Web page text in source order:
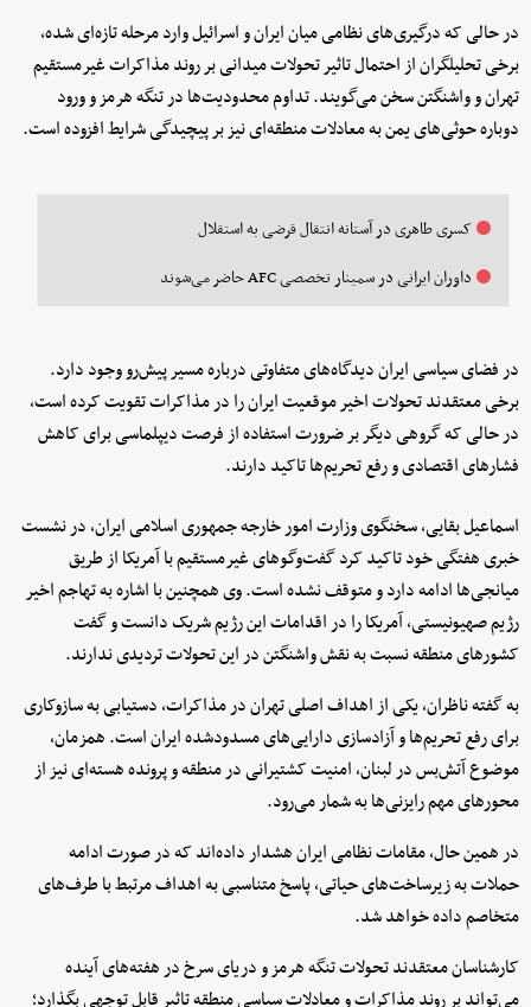
در حالی که درگیری‌های نظامی میان ایران و اسرائیل وارد مرحله تازه‌ای شده،
برخی تحلیلگران از احتمال تاثیر تحولات میدانی بر روند مذاکرات غیرمستقیم
تهران و واشنگتن سخن می‌گویند. تداوم محدودیت‌ها در تنگه هرمز و ورود
دوباره حوثی‌های یمن به معادلات منطقه‌ای نیز بر پیچیدگی شرایط افزوده است.
کسری طاهری در آستانه انتقال قرضی به استقلال
داوران ایرانی در سمینار تخصصی AFC حاضر می‌شوند
در فضای سیاسی ایران دیدگاه‌های متفاوتی درباره مسیر پیش‌رو وجود دارد.
برخی معتقدند تحولات اخیر موقعیت ایران را در مذاکرات تقویت کرده است،
در حالی که گروهی دیگر بر ضرورت استفاده از فرصت دیپلماسی برای کاهش
فشارهای اقتصادی و رفع تحریم‌ها تاکید دارند.
اسماعیل بقایی، سخنگوی وزارت امور خارجه جمهوری اسلامی ایران، در نشست
خبری هفتگی خود تاکید کرد گفت‌وگوهای غیرمستقیم با آمریکا از طریق
میانجی‌ها ادامه دارد و متوقف نشده است. وی همچنین با اشاره به تهاجم اخیر
رژیم صهیونیستی، آمریکا را در اقدامات این رژیم شریک دانست و گفت
کشورهای منطقه نسبت به نقش واشنگتن در این تحولات تردیدی ندارند.
به گفته ناظران، یکی از اهداف اصلی تهران در مذاکرات، دستیابی به سازوکاری
برای رفع تحریم‌ها و آزادسازی دارایی‌های مسدودشده ایران است. همزمان،
موضوع آتش‌بس در لبنان، امنیت کشتیرانی در منطقه و پرونده هسته‌ای نیز از
محورهای مهم رایزنی‌ها به شمار می‌رود.
در همین حال، مقامات نظامی ایران هشدار داده‌اند که در صورت ادامه
حملات به زیرساخت‌های حیاتی، پاسخ متناسبی به اهداف مرتبط با طرف‌های
متخاصم داده خواهد شد.
کارشناسان معتقدند تحولات تنگه هرمز و دریای سرخ در هفته‌های آینده
می‌تواند بر روند مذاکرات و معادلات سیاسی منطقه تاثیر قابل توجهی بگذارد؛